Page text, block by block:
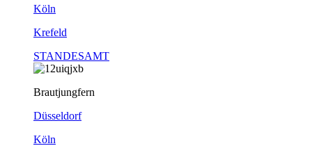
Köln
Krefeld
STANDESAMT
Brautjungfern
Düsseldorf
Köln